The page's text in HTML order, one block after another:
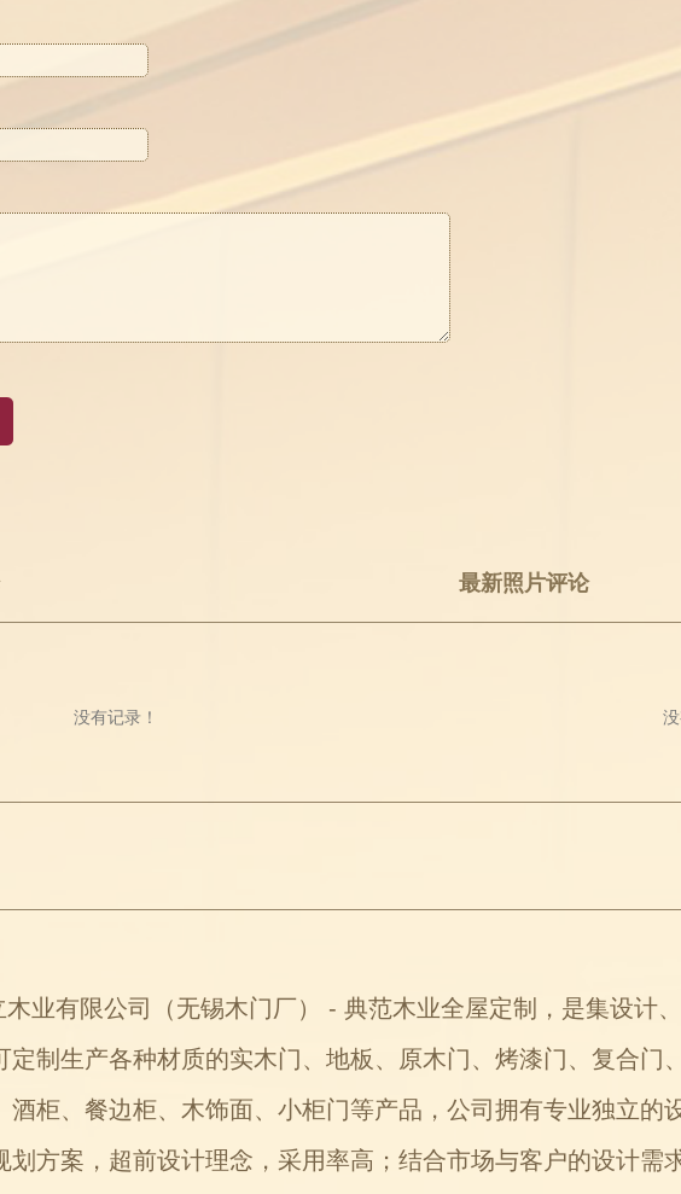
没有记录！
最新照片评论
有限公司（无锡木门厂） - 典范木业全屋定制，是集设计
定制生产各种材质的实木门、地板、原木门、烤漆门、复合门
酒柜、餐边柜、木饰面、小柜门等产品，公司拥有专业独立的
划方案，超前设计理念，采用率高；结合市场与客户的设计需